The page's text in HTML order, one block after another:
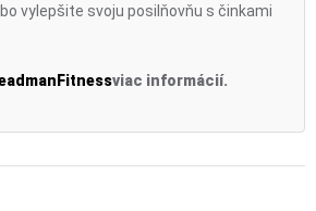
vylepšite svoju posilňovňu s činkami
viac informácií.